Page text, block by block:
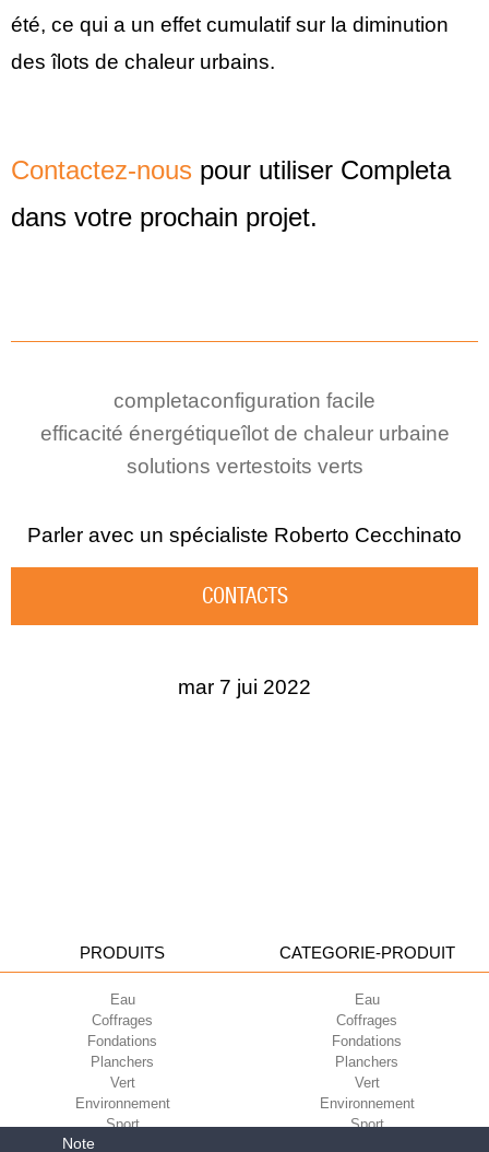
été, ce qui a un effet cumulatif sur la diminution
des îlots de chaleur urbains.
Contactez-nous pour utiliser Completa
dans votre prochain projet.
completaconfiguration facile
efficacité énergétiqueîlot de chaleur urbaine
solutions vertestoits verts
Parler avec un spécialiste Roberto Cecchinato
CONTACTS
mar 7 jui 2022
PRODUITS
Eau
Coffrages
Fondations
Planchers
Vert
Environnement
Sport
CATEGORIE-PRODUIT
Eau
Coffrages
Fondations
Planchers
Vert
Environnement
Sport
Note